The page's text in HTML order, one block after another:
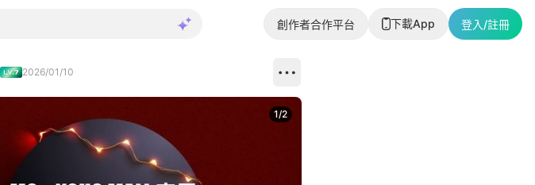
創作者合作平台 下載App 登入/註冊
2026/01/10
1/2